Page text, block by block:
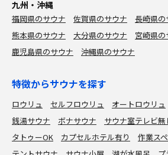
九州・沖縄
福岡県のサウナ 佐賀県のサウナ
長崎県の
熊本県のサウナ
大分県のサウナ
宮崎県の
鹿児島県のサウナ
沖縄県のサウナ
特徴からサウナを探す
ロウリュ セルフロウリュ オートロウリュ
銭湯サウナ
ボナサウナ サウナ室テレビ無
タトゥーOK
カプセルホテル有り
作業ス